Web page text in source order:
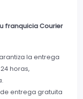
franquicia Courier
la entrega
horas,
entrega gratuita